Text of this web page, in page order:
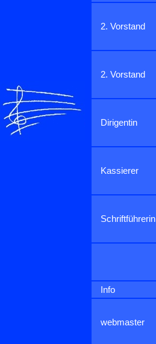
2. Vorstand
2. Vorstand
Dirigentin
Kassierer
Schriftführerin
Info
webmaster